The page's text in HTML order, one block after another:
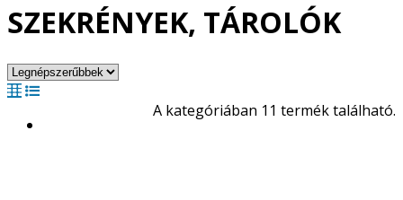
SZEKRÉNYEK, TÁROLÓK
A kategóriában 11 termék található.